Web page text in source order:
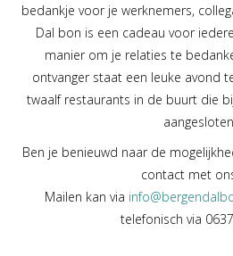
bedankje voor je werknemers,
Dal bon is een cadeau voor
manier om je relaties te
ontvanger staat een leuke avond
twaalf restaurants in de buurt die
Ben je benieuwd naar de
contact met
Mailen kan via
telefonisch via